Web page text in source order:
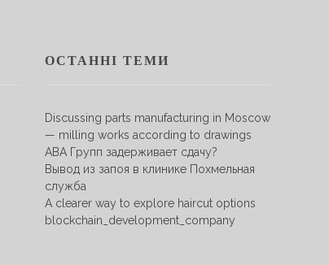
ОСТАННІ ТЕМИ
Discussing parts manufacturing in Moscow
— milling works according to drawings
АВА Групп задерживает сдачу?
Вывод из запоя в клинике Похмельная
служба
A clearer way to explore haircut options
blockchain_development_company